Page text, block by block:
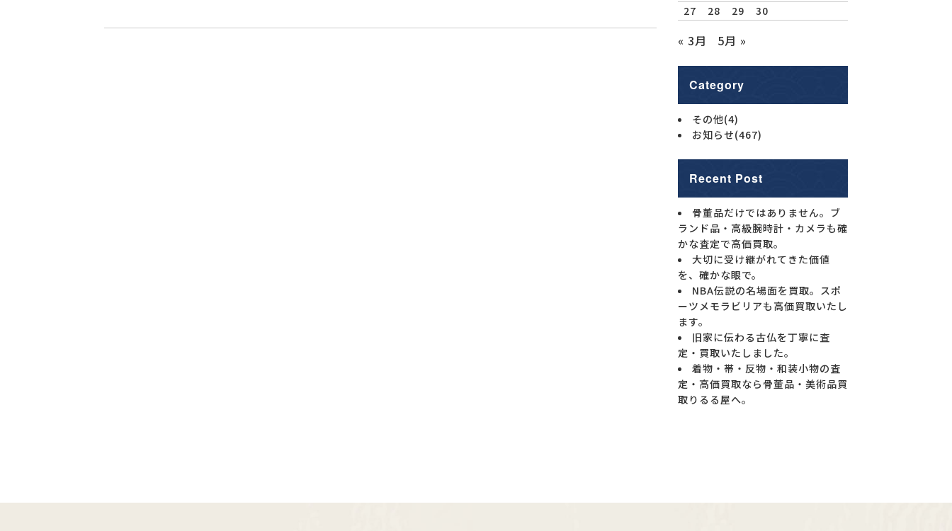
27
28 29 30
« 3月 5月 »
Category
その他(4)
お知らせ(467)
Recent Post
骨董品だけではありません。ブ
ランド品・高級腕時計・カメラも確
かな査定で高価買取。
大切に受け継がれてきた価値
を、確かな眼で。
NBA伝説の名場面を買取。スポ
ーツメモラビリアも高価買取いたし
ます。
旧家に伝わる古仏を丁寧に査
定・買取いたしました。
着物・帯・反物・和装小物の査
定・高価買取なら骨董品・美術品買
取りるる屋へ。